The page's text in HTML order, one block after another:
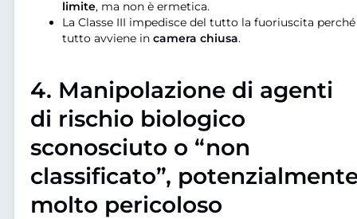
limite, ma non è ermetica.
La Classe III impedisce del tutto la fuoriuscita perché
tutto avviene in camera chiusa.
4. Manipolazione di agenti
di rischio biologico
sconosciuto o “non
classificato”,
molto pericoloso